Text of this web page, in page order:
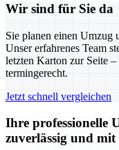
Wir sind für Sie da
Sie planen einen Umzug
Unser erfahrenes Team
letzten Karton zur Seite
termingerecht.
Jetzt schnell vergleichen
Ihre professionelle
zuverlässig und